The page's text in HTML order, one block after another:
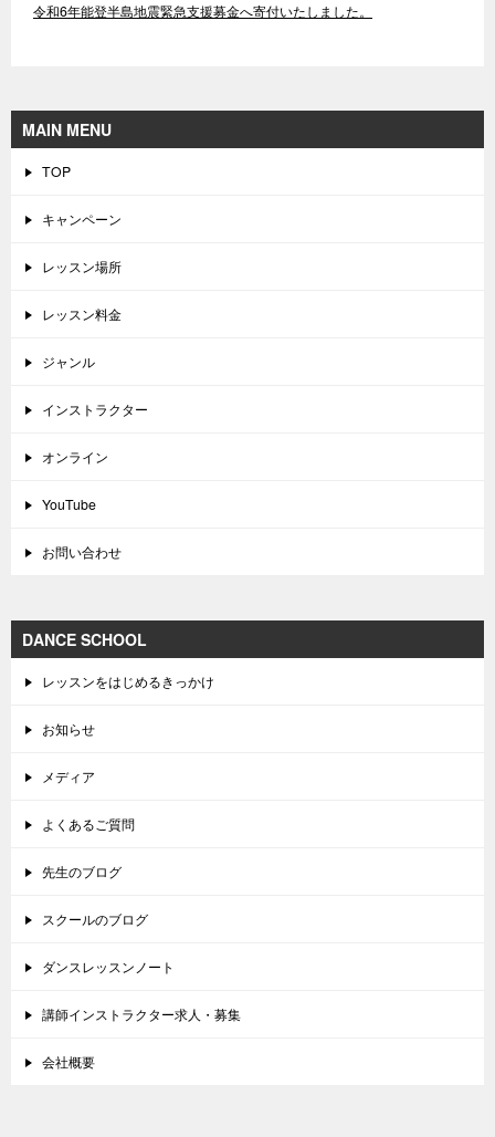
令和6年能登半島地震緊急支援募金へ寄付いたしました。
MAIN MENU
TOP
キャンペーン
レッスン場所
レッスン料金
ジャンル
インストラクター
オンライン
YouTube
お問い合わせ
DANCE SCHOOL
レッスンをはじめるきっかけ
お知らせ
メディア
よくあるご質問
先生のブログ
スクールのブログ
ダンスレッスンノート
講師インストラクター求人・募集
会社概要